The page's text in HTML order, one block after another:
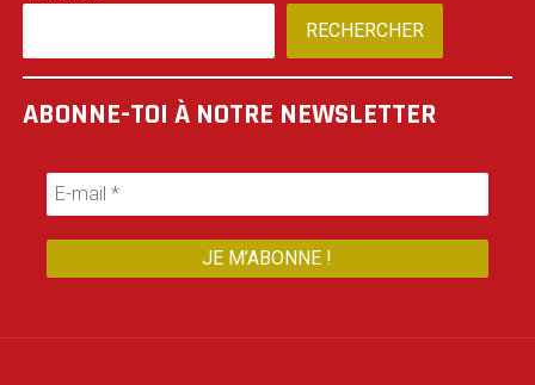
RECHERCHER
ABONNE-TOI À NOTRE NEWSLETTER